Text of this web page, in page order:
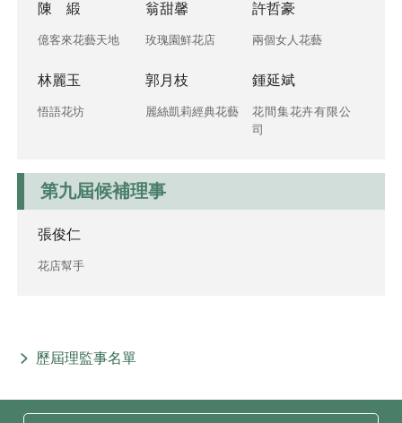
陳 緞
億客來花藝天地
翁甜馨
玫瑰園鮮花店
許哲豪
兩個女人花藝
林麗玉
悟語花坊
郭月枝
麗絲凱莉經典花藝
鍾延斌
花間集花卉有限公
司
第九屆候補理事
張俊仁
花店幫手
歷屆理監事名單